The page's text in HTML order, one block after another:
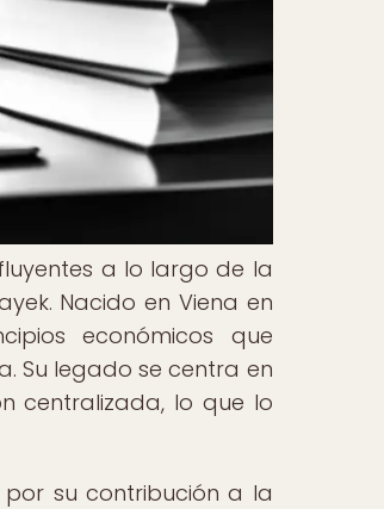
a lo largo de la
Nacido en Viena en
económicos que
Su legado se centra en
centralizada, lo que lo
su contribución a la